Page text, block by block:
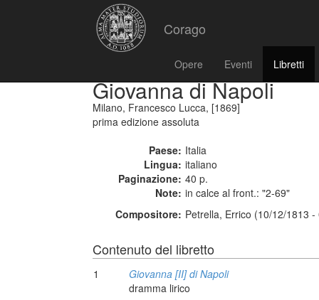
Corago
Opere Eventi Libretti
Giovanna di Napoli
Milano, Francesco Lucca, [1869]
prima edizione assoluta
Paese: Italia
Lingua: italiano
Paginazione: 40 p.
Note: in calce al front.: "2-69"
Compositore: Petrella, Errico (10/12/1813
Contenuto del libretto
1
Giovanna [II] di Napoli
dramma lirico